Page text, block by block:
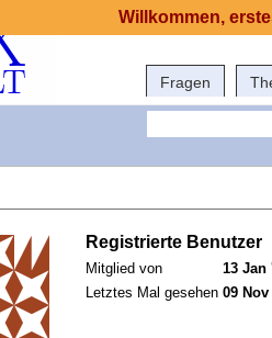
Fragen
Registrierte Benutzer
Mitglied von
13 Jan
Letztes Mal gesehen 09 Nov
Willkommen,